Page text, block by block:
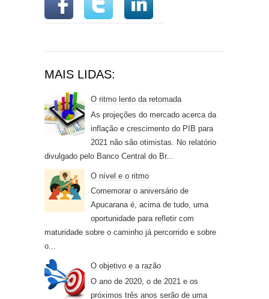
MAIS LIDAS:
O ritmo lento da retomada
As projeções do mercado acerca da
inflação e crescimento do PIB para
2021 não são otimistas. No relatório
divulgado pelo Banco Central do Br...
O nível e o ritmo
Comemorar o aniversário de
Apucarana é, acima de tudo, uma
oportunidade para refletir com
maturidade sobre o caminho já percorrido e sobre
o...
O objetivo e a razão
O ano de 2020, o de 2021 e os
próximos três anos serão de uma